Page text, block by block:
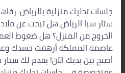
جلسات تدليك منزلية بالرياض:
ستار سبا الرياض هل تبحث عن ملاذ
الخروج من المنزل؟ هل ضغوط
عاصمة المملكة أرهقت جسدك
أصبح بين يديك الآن! يقدم لك